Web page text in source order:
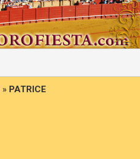
» PATRICE